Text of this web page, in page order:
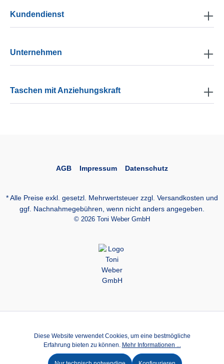
Kundendienst
Unternehmen
Taschen mit Anziehungskraft
AGB Impressum Datenschutz
* Alle Preise exkl. gesetzl. Mehrwertsteuer zzgl. Versandkosten und
ggf. Nachnahmegebühren, wenn nicht anders angegeben.
© 2026 Toni Weber GmbH
Diese Website verwendet Cookies, um eine bestmögliche
Erfahrung bieten zu können. Mehr Informationen ...